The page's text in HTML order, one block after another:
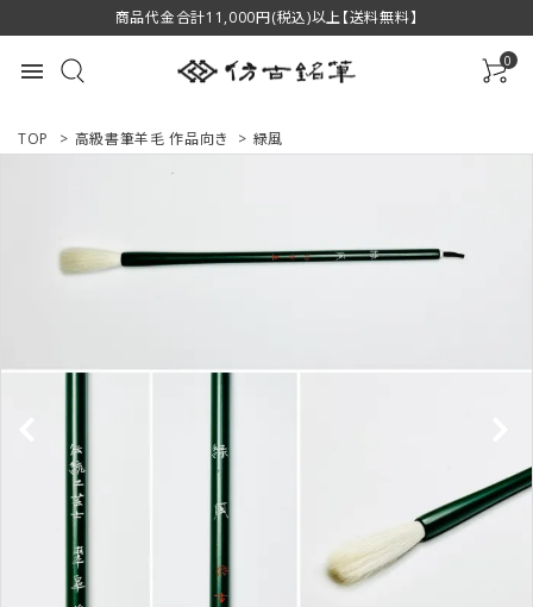
商品代金合計11,000円(税込)以上【送料無料】
menu 0
ようこそ ゲスト 様
用途で選ぶ
私たちについて
ご利用ガイド
TOP > 高級書筆羊毛 作品向き > 緑風